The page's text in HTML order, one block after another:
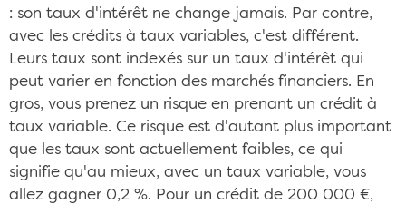
: son taux d'intérêt ne change jamais. Par contre,
avec les crédits à taux variables, c'est différent.
Leurs taux sont indexés sur un taux d'intérêt qui
peut varier en fonction des marchés financiers. En
gros, vous prenez un risque en prenant un crédit à
taux variable. Ce risque est d'autant plus important
que les taux sont actuellement faibles, ce qui
signifie qu'au mieux, avec un taux variable, vous
allez gagner 0,2 %. Pour un crédit de 200 000 €,